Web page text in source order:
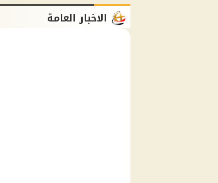
الاخبار العامة